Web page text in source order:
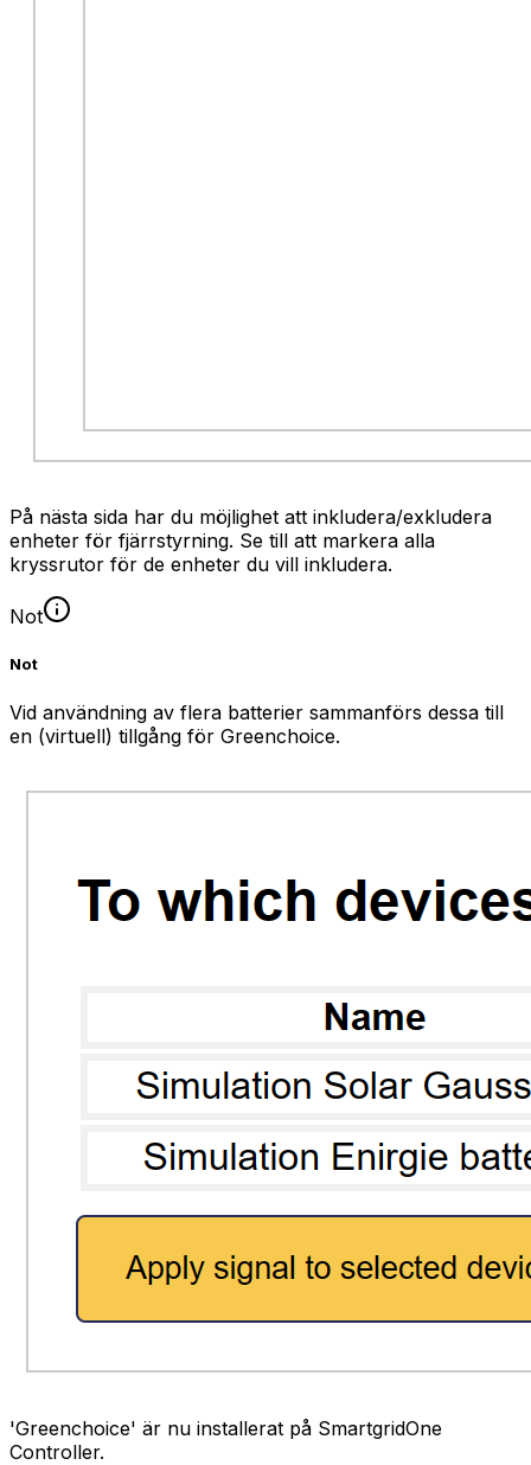
På nästa sida har du möjlighet att inkludera/exkludera
enheter för fjärrstyrning. Se till att markera alla
kryssrutor för de enheter du vill inkludera.
Not
Not
Vid användning av flera batterier sammanförs dessa till
en (virtuell) tillgång för Greenchoice.
'Greenchoice' är nu installerat på SmartgridOne
Controller.